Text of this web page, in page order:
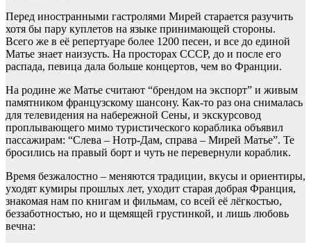
Перед иностранными гастролями Мирей старается разучить
хотя бы пару куплетов на языке принимающей стороны.
Всего же в её репертуаре более 1200 песен, и все до единой
Матье знает наизусть. На просторах СССР, до и после его
распада, певица дала больше концертов, чем во Франции.
На родине же Матье считают “брендом на экспорт” и живым
памятником французскому шансону. Как-то раз она снималась
для телевидения на набережной Сены, и экскурсовод
проплывающего мимо туристического кораблика объявил
пассажирам: “Слева – Нотр-Дам, справа – Мирей Матье”. Те
бросились на правый борт и чуть не перевернули кораблик.
Время безжалостно – меняются традиции, вкусы и ориентиры,
уходят кумиры прошлых лет, уходит старая добрая Франция,
знакомая нам по книгам и фильмам, со всей её лёгкостью,
беззаботностью, но и щемящей грустинкой, и лишь любовь
вечна: